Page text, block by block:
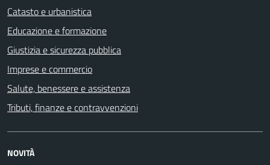
Catasto e urbanistica
Educazione e formazione
Giustizia e sicurezza pubblica
Imprese e commercio
Salute, benessere e assistenza
Tributi, finanze e contravvenzioni
NOVITÀ